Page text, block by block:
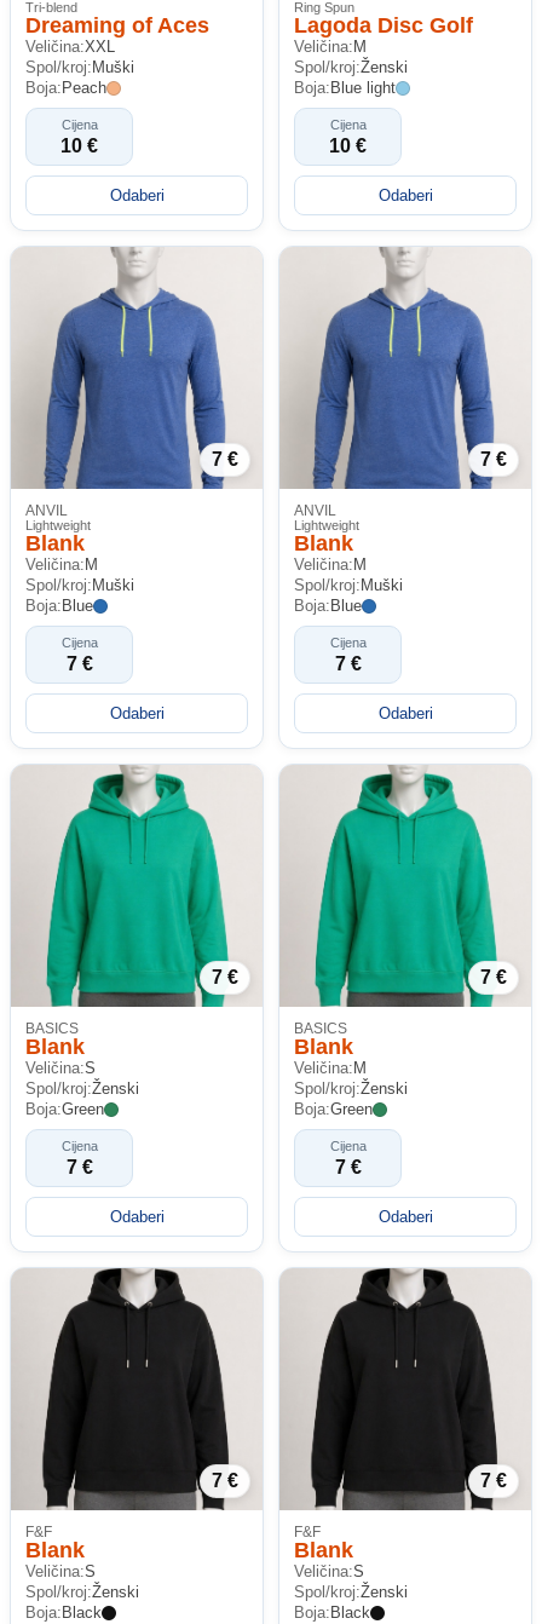
Tri-blend
Dreaming of Aces
Veličina:XXL
Spol/kroj: Muški
Boja: Peach
Cijena
10 €
Odaberi
Ring Spun
Lagoda Disc Golf
Veličina: M
Spol/kroj:Ženski
Boja: Blue light
Cijena
10 €
Odaberi
7 €
ANVIL
Lightweight
Blank
Veličina: M
Spol/kroj: Muški
Boja: Blue
Cijena
7 €
Odaberi
7 €
ANVIL
Lightweight
Blank
Veličina: M
Spol/kroj: Muški
Boja: Blue
Cijena
7 €
Odaberi
7 €
BASICS
Blank
Veličina:S
Spol/kroj:Ženski
Boja:Green
Cijena
7 €
Odaberi
7 €
BASICS
Blank
Veličina: M
Spol/kroj:Ženski
Boja:Green
Cijena
7 €
Odaberi
7 €
F&F
Blank
Veličina:S
Spol/kroj:Ženski
Boja: Black
7 €
F&F
Blank
Veličina:S
Spol/kroj:Ženski
Boja: Black